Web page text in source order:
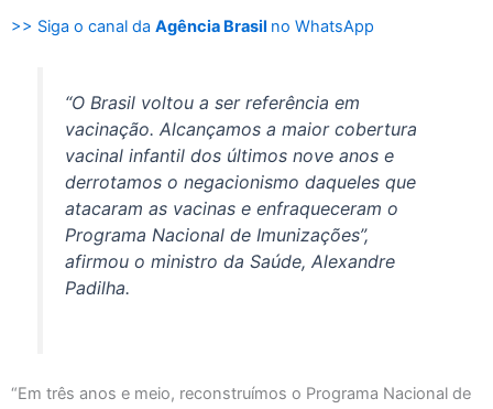
>> Siga o canal da Agência Brasil no WhatsApp
“O Brasil voltou a ser referência em
vacinação. Alcançamos a maior cobertura
vacinal infantil dos últimos nove anos e
derrotamos o negacionismo daqueles que
atacaram as vacinas e enfraqueceram o
Programa Nacional de Imunizações”,
afirmou o ministro da Saúde, Alexandre
Padilha.
“Em três anos e meio, reconstruímos o Programa Nacional de